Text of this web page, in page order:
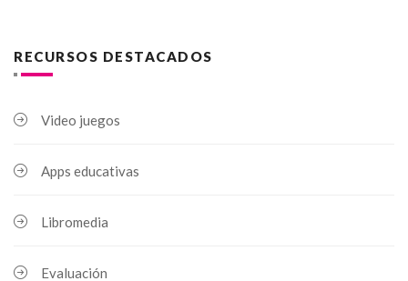
RECURSOS DESTACADOS
Video juegos
Apps educativas
Libromedia
Evaluación